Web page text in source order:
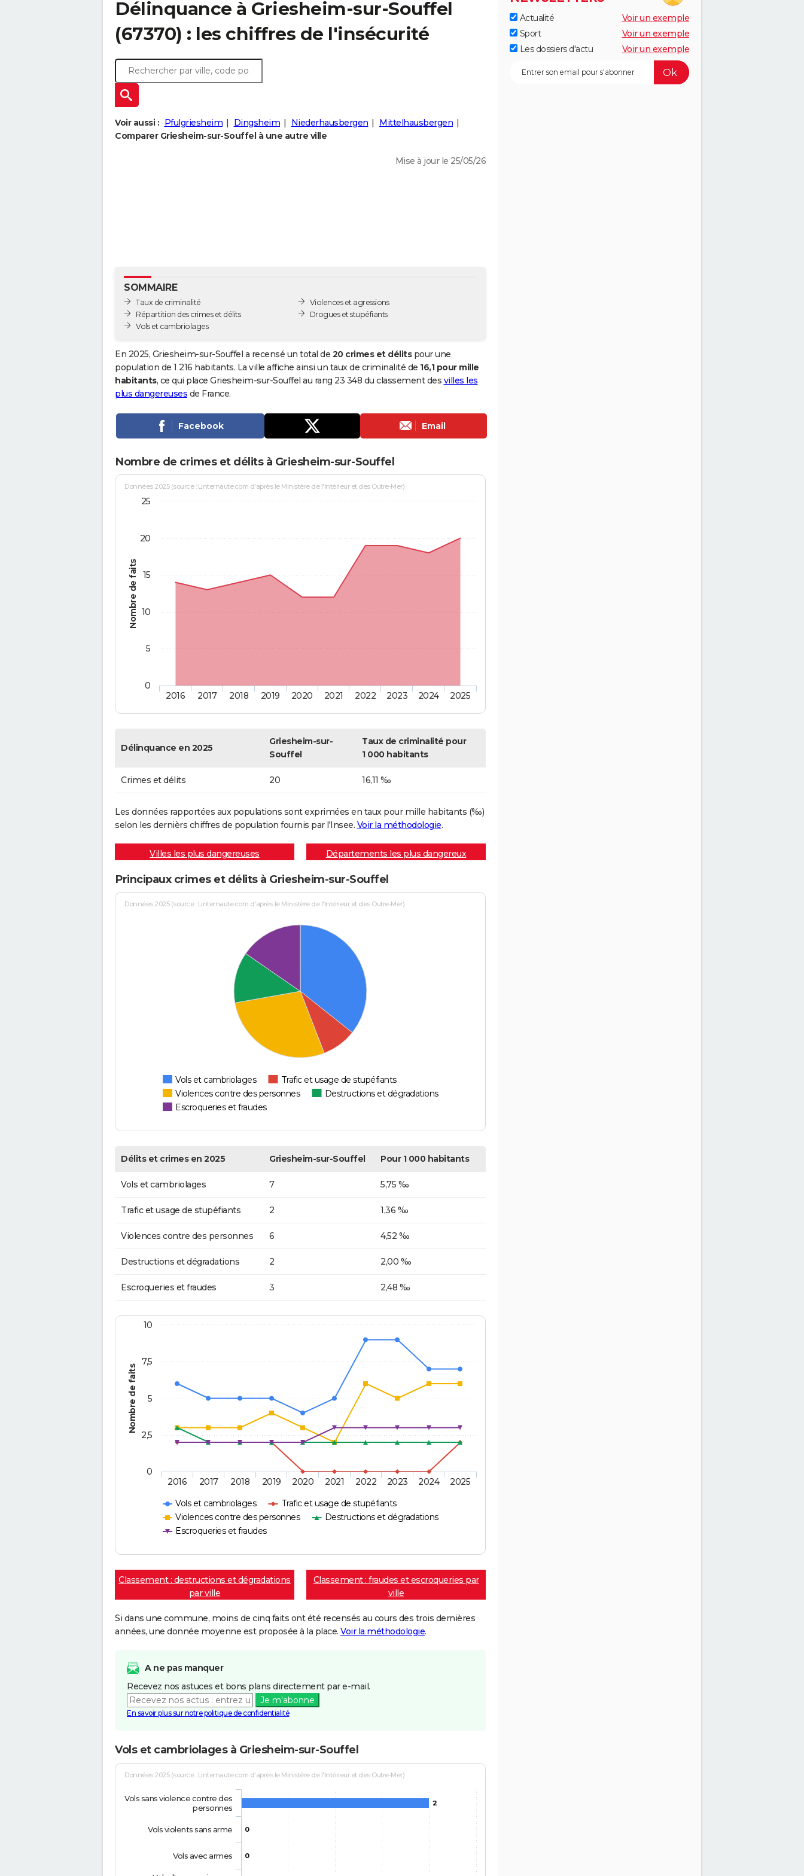
Délinquance à Griesheim-sur-Souffel
(67370) : les chiffres de l'insécurité
Voir aussi : Pfulgriesheim Dingsheim Niederhausbergen
Mittelhausbergen
Comparer Griesheim-sur-Souffel à une autre ville
Mise à jour le 25/05/26
SOMMAIRE
Taux de criminalité
Répartition des crimes et délits
Vols et cambriolages
Violences et agressions
Drogues et stupéfiants
En 2025, Griesheim-sur-Souffel a recensé un total de 20 crimes et délitspour une
population de 1 216 habitants. La ville affiche ainsi un taux de criminalité de 16,1 pour mille
habitants, ce qui place Griesheim-sur-Souffel au rang 23 348 du classement des villes les
plus dangereuses de France.
Facebook Email
Nombre de crimes et délits à Griesheim-sur-Souffel
Nombre de faits
Données 2025 (source : Linternaute.com d'après le Ministère de l'Intérieur et des Outre-Mer)
2016 2017 2018 2019 2020 2021 2022 2023 2024 2025
0
5
10
15
20
25
Délinquance en 2025
Griesheim-sur-
Souffel
Taux de criminalité pour
1 000 habitants
Crimes et délits 20 16,11 ‰
Les données rapportées aux populations sont exprimées en taux pour mille habitants (‰)
selon les dernièrs chiffres de population fournis par l'Insee. Voir la méthodologie.
Villes les plus dangereuses Départements les plus dangereux
Principaux crimes et délits à Griesheim-sur-Souffel
Données 2025 (source : Linternaute.com d'après le Ministère de l'Intérieur et des Outre-Mer)
Vols et cambriolages
Trafic et usage de stupéfiants
Violences contre des personnes
Destructions et dégradations
Escroqueries et fraudes
Délits et crimes en 2025 Griesheim-sur-Souffel Pour 1 000 habitants
Vols et cambriolages 7 5,75 ‰
Trafic et usage de stupéfiants 2 1,36 ‰
Violences contre des personnes 6 4,52 ‰
Destructions et dégradations 2 2,00 ‰
Escroqueries et fraudes 3 2,48 ‰
Nombre de faits
Vols et cambriolages
Trafic et usage de stupéfiants
Violences contre des personnes
Destructions et dégradations
Escroqueries et fraudes
2016 2017 2018 2019 2020 2021 2022 2023 2024 2025
0
2,5
5
7,5
10
Classement : destructions et dégradations
par ville
Classement : fraudes et escroqueries par
ville
Si dans une commune, moins de cinq faits ont été recensés au cours des trois dernières
années, une donnée moyenne est proposée à la place. Voir la méthodologie.
A ne pas manquer
Recevez nos astuces et bons plans directement par e-mail.
Je m'abonne
En savoir plus sur notre politique de confidentialité
Vols et cambriolages à Griesheim-sur-Souffel
Données 2025 (source : Linternaute.com d'après le Ministère de l'Intérieur et des Outre-Mer)
2
0
0
Vols sans violence contre des
personnes
Vols violents sans arme
Vols avec armes
Actualité
Voir un exemple
Sport
Voir un exemple
Les dossiers d'actu
Voir un exemple